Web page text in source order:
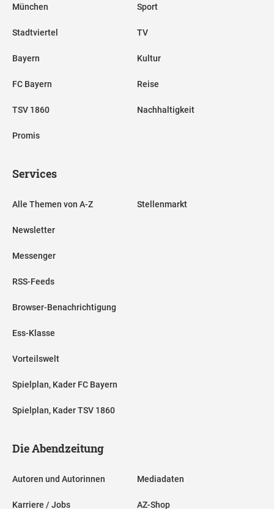
München
Stadtviertel
Bayern
FC Bayern
TSV 1860
Promis
Sport
TV
Kultur
Reise
Nachhaltigkeit
Services
Alle Themen von A-Z
Newsletter
Messenger
RSS-Feeds
Browser-Benachrichtigung
Ess-Klasse
Vorteilswelt
Spielplan, Kader FC Bayern
Spielplan, Kader TSV 1860
Stellenmarkt
Die Abendzeitung
Autoren und Autorinnen
Karriere / Jobs
Mediadaten
AZ-Shop